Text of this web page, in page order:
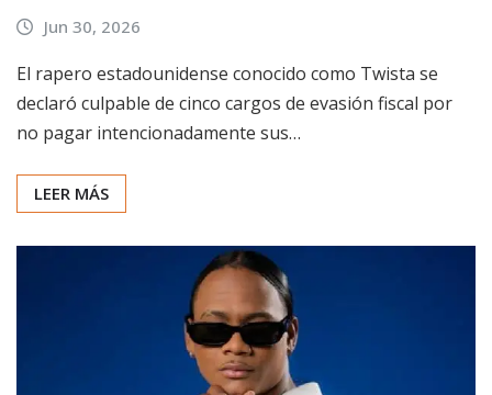
Jun 30, 2026
El rapero estadounidense conocido como Twista se
declaró culpable de cinco cargos de evasión fiscal por
no pagar intencionadamente sus…
LEER MÁS